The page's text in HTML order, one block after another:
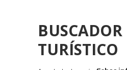
BUSCADOR
TURÍSTICO